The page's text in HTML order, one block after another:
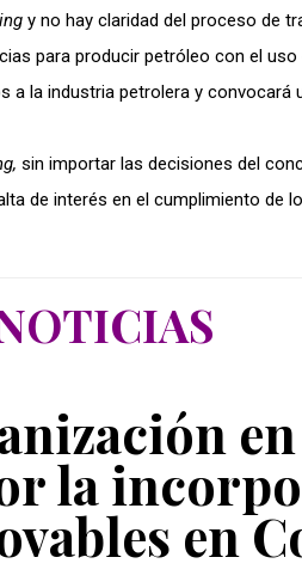
y no hay claridad del proceso de
para producir petróleo con el uso
la industria petrolera y convocará
sin importar las decisiones del
de interés en el cumplimiento de
en
la
en